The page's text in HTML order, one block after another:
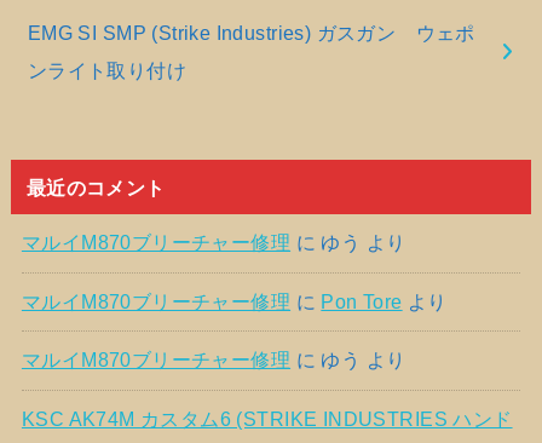
EMG SI SMP (Strike Industries) ガスガン ウェポ
ンライト取り付け
最近のコメント
マルイM870ブリーチャー修理 に ゆう より
マルイM870ブリーチャー修理 に Pon Tore より
マルイM870ブリーチャー修理 に ゆう より
KSC AK74M カスタム6 (STRIKE INDUSTRIES ハンド